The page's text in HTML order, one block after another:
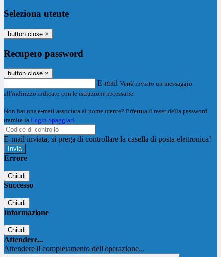
Seleziona utente
button close ×
Recupero password
button close ×
E-mail Verrà inviato un messaggio
all'indirizzo indicato con le istruzioni necessarie.
Non hai una e-mail associata al nome utente? Effettua il reset della password
tramite la Login Spaggiari
E-mail inviata, si prega di controllare la casella di posta elettronica!
Errore
Chiudi
Successo
Chiudi
Informazione
Chiudi
Attendere...
Attendere il completamento dell'operazione...